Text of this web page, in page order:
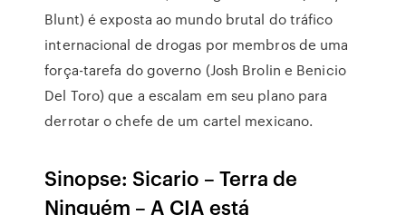
Blunt) é exposta ao mundo brutal do tráfico
internacional de drogas por membros de uma
força-tarefa do governo (Josh Brolin e Benicio
Del Toro) que a escalam em seu plano para
derrotar o chefe de um cartel mexicano.
Sinopse: Sicario – Terra de
Ninguém – A CIA está